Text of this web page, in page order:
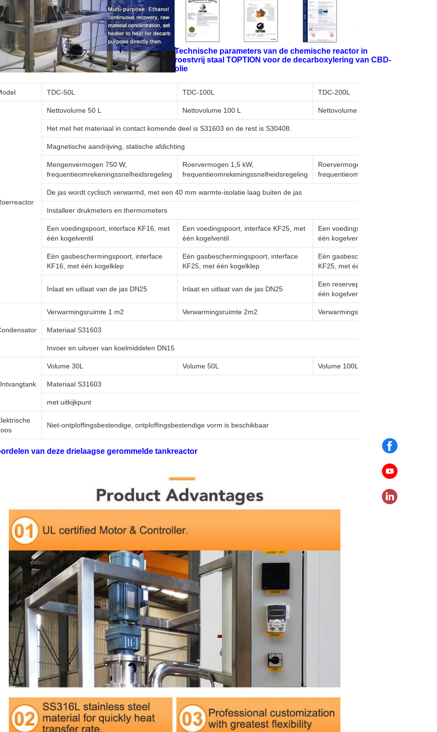
Technische parameters van de chemische reactor in
roestvrij staal TOPTION voor de decarboxylering van CBD-
olie
TDC-50L TDC-100L TDC-200L
Nettovolume 50 L Nettovolume 100 L Nettovolume 200 liter
Het met het materiaal in contact komende deel is S31603 en de rest is S30408.
Magnetische aandrijving, statische afdichting
Mengenvermogen 750 W,
frequentieomrekeningssnelheidsregeling
Roervermogen 1,5 kW,
frequentieomrekeningssnelheidsregeling
Roervermogen 1,5 kW,
De jas wordt cyclisch verwarmd, met een 40 mm warmte-isolatie laag buiten de jas
Installeer drukmeters en thermometers
Een voedingspoort, interface KF16, met
één kogelventil
Een voedingspoort, interface KF25, met
één kogelventil
Een voedingspoort, interface KF25,
één kogelventil
Eén gasbeschermingspoort, interface
KF16, met één kogelklep
Eén gasbeschermingspoort, interface
KF25, met één kogelklep
Eén gasbeschermingspoort, interface
KF25, met één kogelklep
Inlaat en uitlaat van de jas DN25 Inlaat en uitlaat van de jas DN25
Een reservepoort, interface KF25, met
één kogelventil.
Verwarmingsruimte 1 m2 Verwarmingsruimte 2m2 Verwarmingsruimte 3m2
Materiaal S31603
Invoer en uitvoer van koelmiddelen DN15
Volume 30L Volume 50L Volume 100L
Materiaal S31603
met uitkijkpunt
Niet-ontploffingsbestendige, ontploffingsbestendige vorm is beschikbaar
van deze drielaagse gerommelde tankreactor